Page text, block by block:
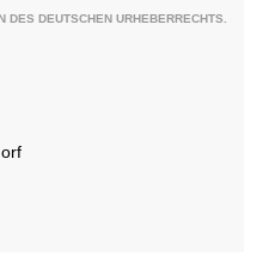
DEUTSCHEN URHEBERRECHTS.